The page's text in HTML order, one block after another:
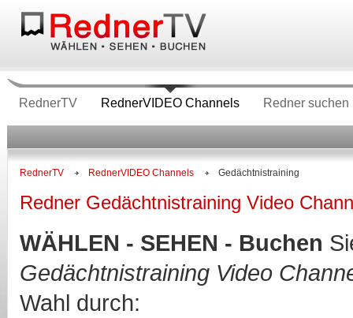
RednerTV RednerVIDEO Channels Redner suchen
RednerTV RednerVIDEO Channels Gedächtnistraining
Redner Gedächtnistraining Video
WÄHLEN - SEHEN - Buchen
Gedächtnistraining Video
Wahl durch: